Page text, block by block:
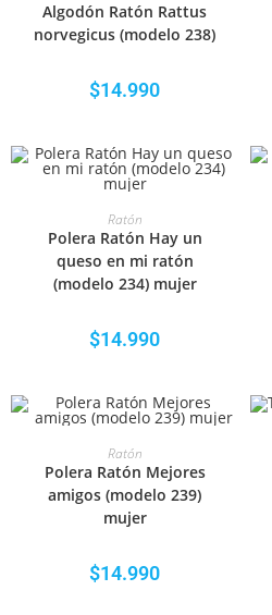
Algodón Ratón Rattus
norvegicus (modelo 238)
$14.990
SELECCIONAR OPCIONES
Ratón
Polera Ratón Hay un
queso en mi ratón
(modelo 234) mujer
$14.990
SELECCIONAR OPCIONES
Ratón
Polera Ratón Mejores
amigos (modelo 239)
mujer
$14.990